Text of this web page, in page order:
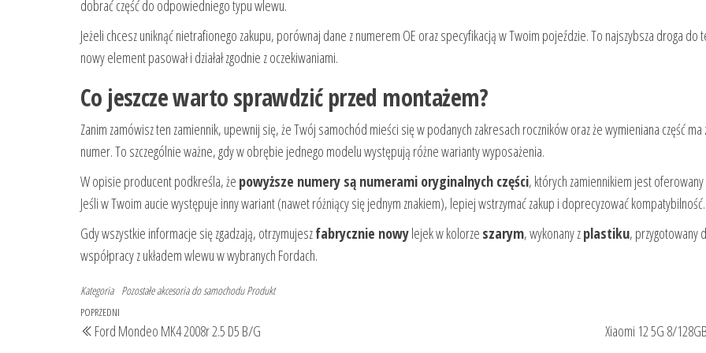
dobrać część do odpowiedniego typu wlewu.
Jeżeli chcesz uniknąć nietrafionego zakupu, porównaj dane z numerem OE oraz specyfikacją w Twoim pojeździe. To najszybsza droga do
nowy element pasował i działał zgodnie z oczekiwaniami.
Co jeszcze warto sprawdzić przed montażem?
Zanim zamówisz ten zamiennik, upewnij się, że Twój samochód mieści się w podanych zakresach roczników oraz że wymieniana część ma
numer. To szczególnie ważne, gdy w obrębie jednego modelu występują różne warianty wyposażenia.
W opisie producent podkreśla, że powyższe numery są numerami oryginalnych części, których zamiennikiem jest
Jeśli w Twoim aucie występuje inny wariant (nawet różniący się jednym znakiem), lepiej wstrzymać zakup i doprecyzować kompatybilność.
Gdy wszystkie informacje się zgadzają, otrzymujeszfabrycznie nowylejek w kolorze szarym, wykonany zplastiku, przygotowany
współpracy z układem wlewu w wybranych Fordach.
Kategoria Pozostałe akcesoria do samochodu Produkt
Nawigacja
wpisu
Poprzedni
wpis
POPRZEDNI
Ford Mondeo MK4 2008r 2.5 D5 B/G Xiaomi 12 5G 8/